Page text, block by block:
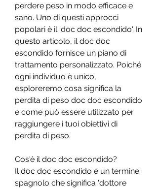
perdere peso in modo efficace e
sano. Uno di questi approcci
popolari è il 'doc doc escondido'. In
questo articolo, il doc doc
escondido fornisce un piano di
trattamento personalizzato. Poiché
ogni individuo è unico,
esploreremo cosa significa la
perdita di peso doc doc escondido
e come può essere utilizzato per
raggiungere i tuoi obiettivi di
perdita di peso.
Cos'è il doc doc escondido?
Il doc doc escondido è un termine
spagnolo che significa 'dottore